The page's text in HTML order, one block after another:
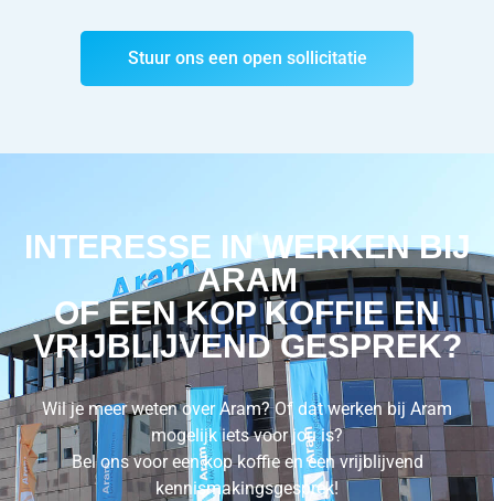
Stuur ons een open sollicitatie
INTERESSE IN WERKEN BIJ
ARAM
OF EEN KOP KOFFIE EN
VRIJBLIJVEND GESPREK?
Wil je meer weten over Aram? Of dat werken bij Aram
mogelijk iets voor jou is?
Bel ons voor een kop koffie en een vrijblijvend
kennismakingsgesprek!